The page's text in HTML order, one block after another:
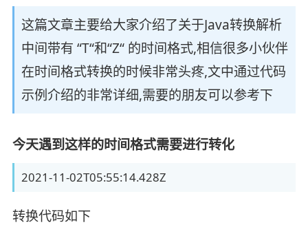
这篇文章主要给大家介绍了关于Java转换解析
中间带有 “T“和“Z“ 的时间格式,相信很多小伙伴
在时间格式转换的时候非常头疼,文中通过代码
示例介绍的非常详细,需要的朋友可以参考下
今天遇到这样的时间格式需要进行转化
2021-11-02T05:55:14.428Z
转换代码如下